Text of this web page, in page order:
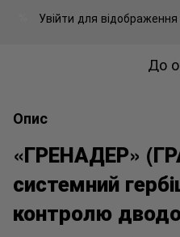
Увійти для
До
Опис
«ГРЕНАДЕР»
системний
контролю